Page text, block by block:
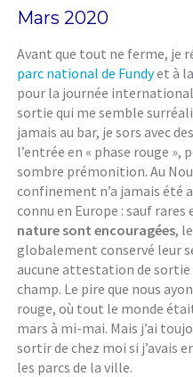
Mars 2020
Avant que tout ne ferme, je
parc national de Fundyet à
pour la journée
sortie qui me semble
jamais au bar, je sors avec
l’entrée en « phase rouge »,
sombre prémonition. Au
confinement n’a jamais été
connu en Europe : sauf rares
nature sont encouragées,
globalement conservé leur
aucune attestation de
champ. Le pire que nous
rouge, où tout le monde
mars à mi-mai. Mais j’ai
sortir de chez moi si j’avais
les parcs de la ville.